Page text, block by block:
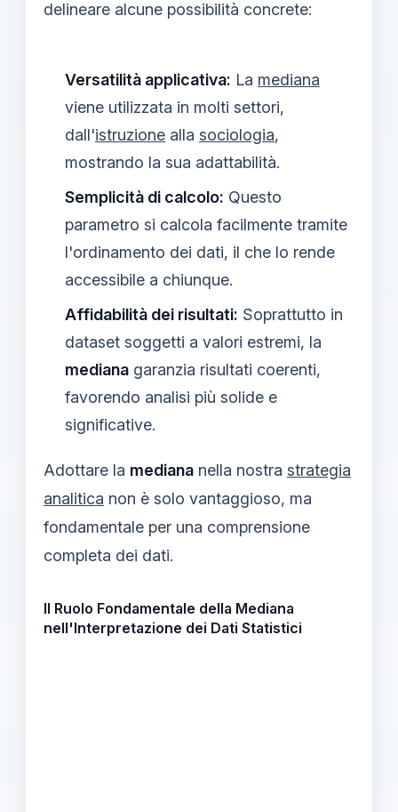
delineare alcune possibilità concrete:
Versatilità applicativa: La mediana
viene utilizzata in molti settori,
dall'istruzione alla sociologia,
mostrando la sua adattabilità.
Semplicità di calcolo: Questo
parametro si calcola facilmente tramite
l'ordinamento dei dati, il che lo rende
accessibile a chiunque.
Affidabilità dei risultati: Soprattutto in
dataset soggetti a valori estremi, la
mediana garanzia risultati coerenti,
favorendo analisi più solide e
significative.
Adottare la mediana nella nostra strategia
analitica non è solo vantaggioso, ma
fondamentale per una comprensione
completa dei dati.
Il Ruolo Fondamentale della Mediana
nell'Interpretazione dei Dati Statistici